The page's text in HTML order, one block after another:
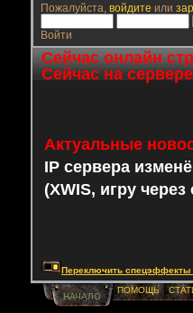
Пожалуйста, войдите или
Войти
Сейчас онлайн
Сейчас на
Актуальные
IP сервера
(XWIS, игру через
Переключить спецэффекты
НАЧАЛО
ПОМОЩЬ